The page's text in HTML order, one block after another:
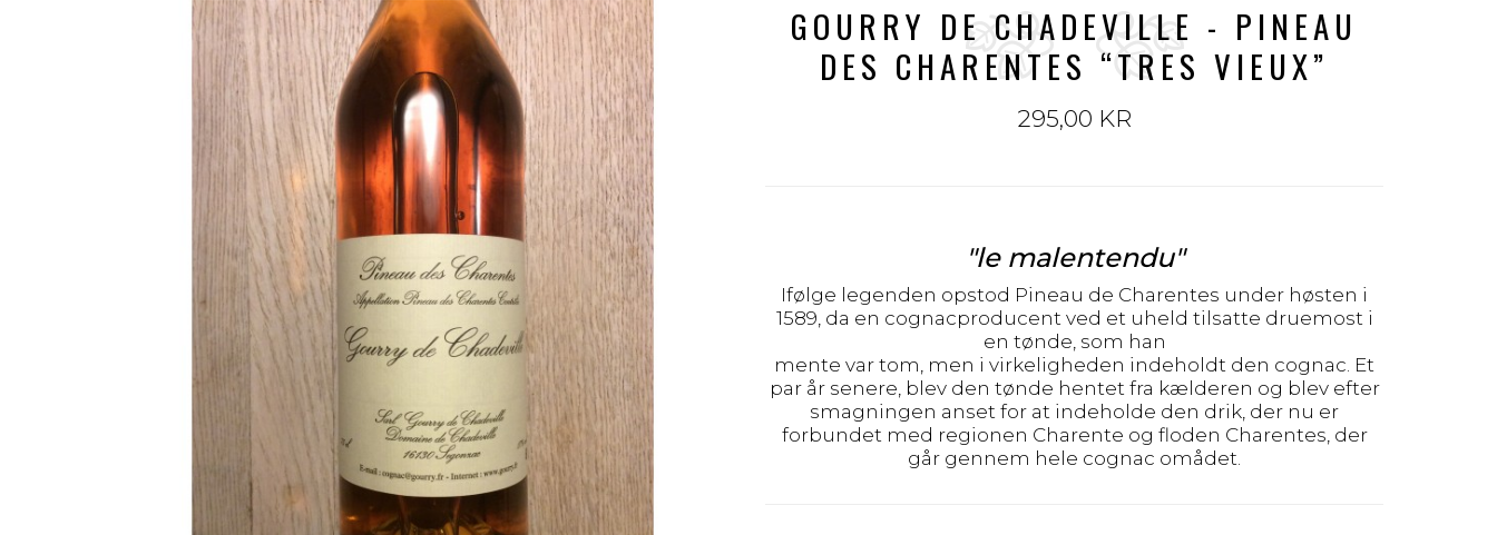
GOURRY DE CHADEVILLE - PINEAU
DES CHARENTES “TRES VIEUX”
295,00 KR
"le malentendu"
Ifølge legenden opstod Pineau de Charentes under høsten i
1589, da en cognacproducent ved et uheld tilsatte druemost i
en tønde, som han
mente var tom, men i virkeligheden indeholdt den cognac. Et
par år senere, blev den tønde hentet fra kælderen og blev efter
smagningen anset for at indeholde den drik, der nu er
forbundet med regionen Charente og floden Charentes, der
går gennem hele cognac omådet.